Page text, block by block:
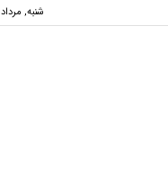
شنبه, مرداد 17, 1405